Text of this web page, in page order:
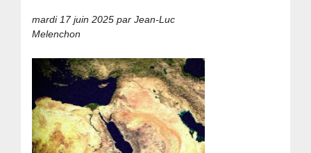
mardi 17 juin 2025 par Jean-Luc
Melenchon